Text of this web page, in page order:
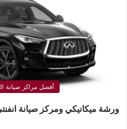
أفضل مراكز صيانة
ورشة ميكانيكي ومركز صيانة